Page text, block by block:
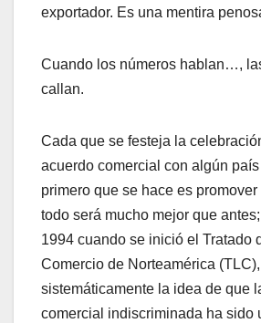
exportador. Es una mentira
Cuando los números hablan…,
callan.
Cada que se festeja la
acuerdo comercial con algún
primero que se hace es
todo será mucho mejor que
1994 cuando se inició el Tratado
Comercio de Norteamérica
sistemáticamente la idea de que
comercial indiscriminada ha sido